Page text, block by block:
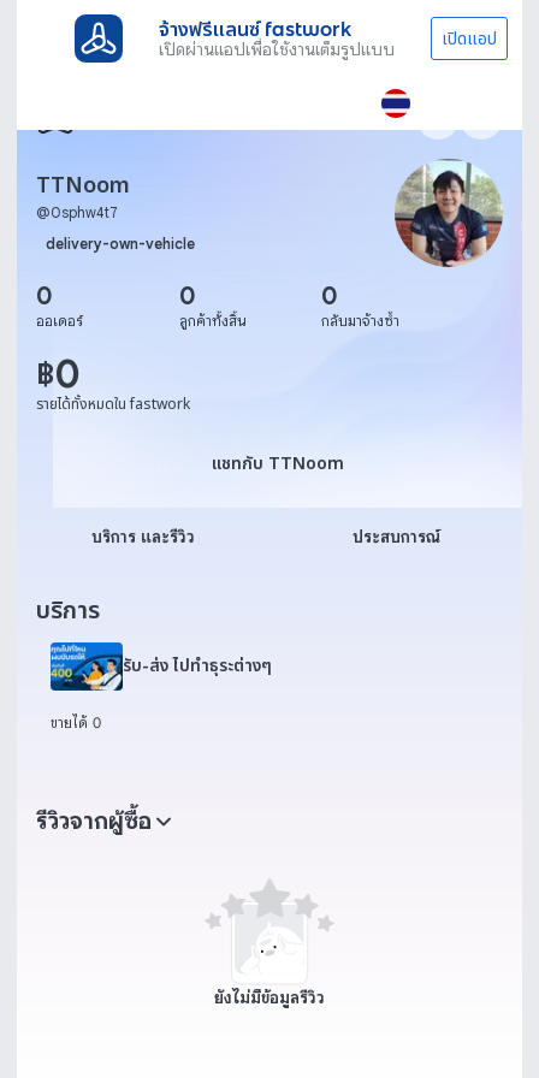
จ้างฟรีแลนซ์ fastwork
เปิดผ่านแอปเพื่อใช้งานเต็มรูปแบบ เปิดแอป
TTNoom
@0sphw4t7
delivery-own-vehicle
0
ออเดอร์
0
ลูกค้าทั้งสิ้น
0
กลับมาจ้างซ้ำ
฿0
รายได้ทั้งหมดใน fastwork
แชทกับ TTNoom
แชทกับ TTNoom
บริการ และรีวิว ประสบการณ์
บริการ
รับ-ส่ง ไปทำธุระต่างๆ
ขายได้ 0
รีวิวจากผู้ซื้อ
ยังไม่มีข้อมูลรีวิว